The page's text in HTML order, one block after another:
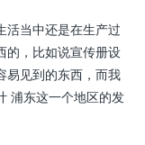
活当中还是在生产过
的，比如说宣传册设
易见到的东西，而我
浦东这一个地区的发